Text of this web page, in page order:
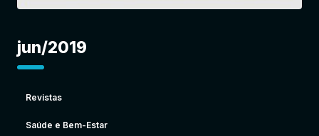
jun/2019
Revistas
Saúde e Bem-Estar